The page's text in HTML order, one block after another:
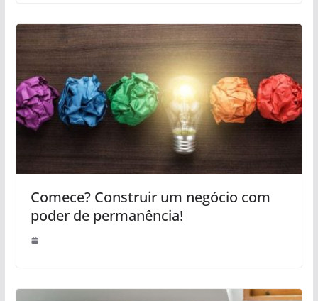
Comece? Construir um negócio com
poder de permanência!